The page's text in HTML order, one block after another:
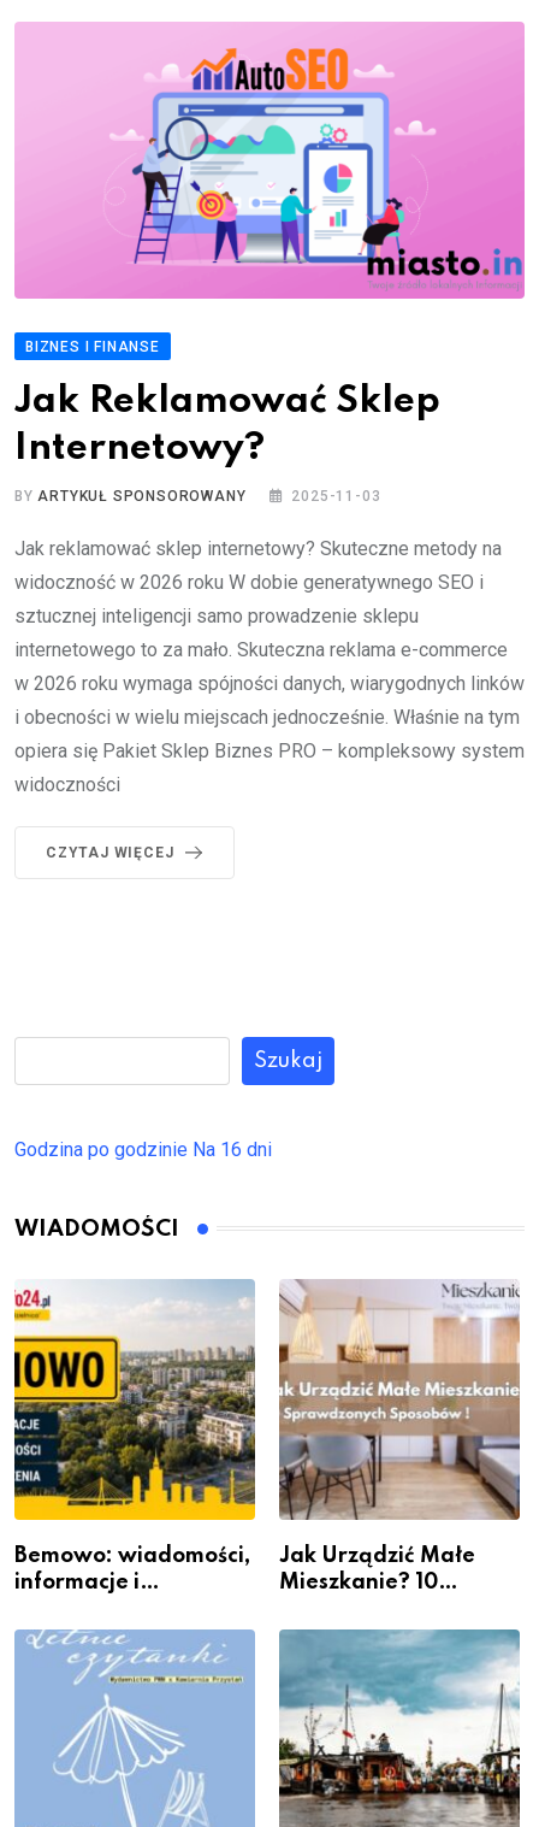
BIZNES I FINANSE
Jak Reklamować Sklep
Internetowy?
BYARTYKUŁ SPONSOROWANY 2025-11-03
Jak reklamować sklep internetowy? Skuteczne metody na
widoczność w 2026 roku W dobie generatywnego SEO i
sztucznej inteligencji samo prowadzenie sklepu
internetowego to za mało. Skuteczna reklama e-commerce
w 2026 roku wymaga spójności danych, wiarygodnych linków
i obecności w wielu miejscach jednocześnie. Właśnie na tym
opiera się Pakiet Sklep Biznes PRO – kompleksowy system
widoczności
CZYTAJ WIĘCEJ
Szukaj
Godzina po godzinie Na 16 dni
WIADOMOŚCI
Bemowo: wiadomości,
informacje i
Jak Urządzić Małe
Mieszkanie? 10
Przestrzeni Bez
Kosztownego Remontu